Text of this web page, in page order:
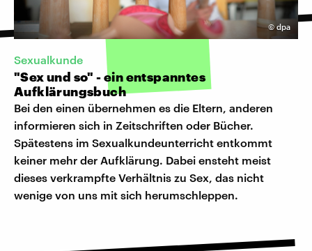
©dpa
Sexualkunde
"Sex und so" - ein entspanntes
Aufklärungsbuch
Bei den einen übernehmen es die Eltern, anderen
informieren sich in Zeitschriften oder Bücher.
Spätestens im Sexualkundeunterricht entkommt
keiner mehr der Aufklärung. Dabei ensteht meist
dieses verkrampfte Verhältnis zu Sex, das nicht
wenige von uns mit sich herumschleppen.